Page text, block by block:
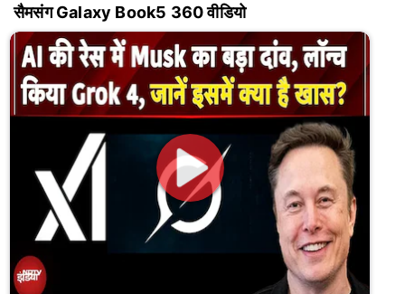
सैमसंग Galaxy Book5 360 वीडियो